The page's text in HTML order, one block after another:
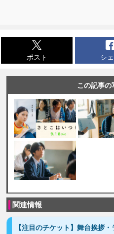
ポスト シ
この記事の
関連情報
【注目のチケット】舞台挨拶